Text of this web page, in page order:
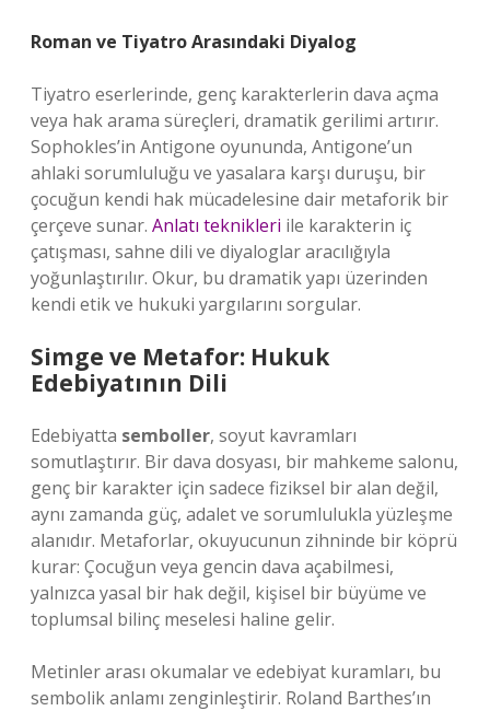
Roman ve Tiyatro Arasındaki Diyalog
Tiyatro eserlerinde, genç karakterlerin dava açma
veya hak arama süreçleri, dramatik gerilimi artırır.
Sophokles’in Antigone oyununda, Antigone’un
ahlaki sorumluluğu ve yasalara karşı duruşu, bir
çocuğun kendi hak mücadelesine dair metaforik bir
çerçeve sunar. Anlatı teknikleri ile karakterin iç
çatışması, sahne dili ve diyaloglar aracılığıyla
yoğunlaştırılır. Okur, bu dramatik yapı üzerinden
kendi etik ve hukuki yargılarını sorgular.
Simge ve Metafor: Hukuk
Edebiyatının Dili
Edebiyatta semboller, soyut kavramları
somutlaştırır. Bir dava dosyası, bir mahkeme salonu,
genç bir karakter için sadece fiziksel bir alan değil,
aynı zamanda güç, adalet ve sorumlulukla yüzleşme
alanıdır. Metaforlar, okuyucunun zihninde bir köprü
kurar: Çocuğun veya gencin dava açabilmesi,
yalnızca yasal bir hak değil, kişisel bir büyüme ve
toplumsal bilinç meselesi haline gelir.
Metinler arası okumalar ve edebiyat kuramları, bu
sembolik anlamı zenginleştirir. Roland Barthes’ın